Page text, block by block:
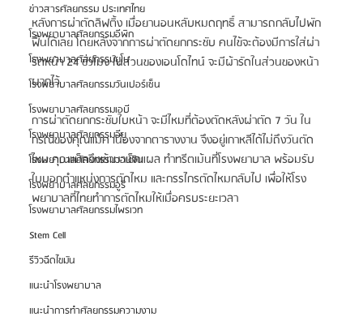
ข่าวสารศัลยกรรม ประเทศไทย
โรงพยาบาลศัลยกรรมอีพิก
โรงพยาบาลศัลยกรรมยูโน
โรงพยาบาลศัลยกรรมวันเปอร์เซ็น
โรงพยาบาลศัลยกรรมเอบี
โรงพยาบาลศัลยกรรมอียู
โรงพยาบาลศัลยกรรมวอนจิน
โรงพยาบาลศัลยกรรมอูรี
โรงพยาบาลศัลยกรรมไพรเวท
Stem Cell
รีวิวฉีดไขมัน
แนะนำโรงพยาบาล
แนะนำการทำศัลยกรรมความงาม
หลังการผ่าตัดลิฟติ้ง เมื่อยานอนหลับหมดฤทธิ์ สามารถกลับไปพัก
ฟื้นได้เลย โดยหลังจากการผ่าตัดยกกระชับ คนไข้จะต้องมีการใส่ผ่า
รัดหน้า 24 ชั่วโมง ในส่วนของเอนโดไทน์ จะมีผ้ารัดในส่วนของหน้า
ผากไว้
การผ่าตัดยกกระชับใบหน้า จะมีไหมที่ต้องตัดหลังผ่าตัด 7 วัน ใน
กรณีของคุณแม็ค เนื่องจากตารางงาน จึงอยู่เกาหลีได้ไม่ถึงวันตัด
ไหม คุณแม็คจึงเข้ามาเช็คแผล ทำทรีตเม้นที่โรงพยาบาล พร้อมรับ
ใบบอกตำแหน่งการตัดไหม และกรรไกรตัดไหมกลับไป เพื่อให้โรง
พยาบาลที่ไทยทำการตัดไหมให้เมื่อครบระยะเวลา